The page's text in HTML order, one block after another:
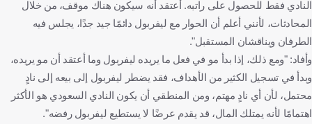
النادي فقط للحصول على راتبه. أعتقد أنه سيكون هناك موقف، من خلال
المحادثات، لأنني أعلم أن الحوار مع ليفربول دائمًا جيد جدًا، يجلس فيه
الطرفان ويناقشان المستقبل".
وأفاد: "ومع ذلك، إذا بدأ مو في فعل ما يريده ليفربول وما أعتقد أن مو يريده،
وبدأ في تسجيل الكثير من الأهداف، فقد يضطر ليفربول إلى بيعه إلى نادٍ
محتمل، لأن أي نادٍ مهتم، ومن المنطقي أن يكون النادي السعودي هو الأكثر
اهتمامًا لأنه يمتلك المال، قد يقدم عرضًا لا يستطيع ليفربول رفضه".